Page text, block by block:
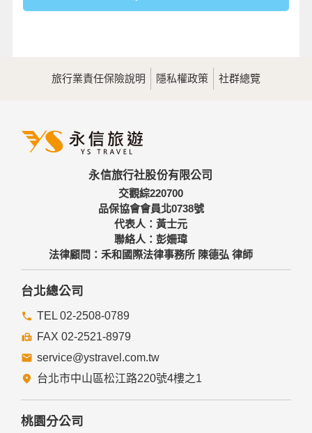
旅行業責任保險說明 隱私權政策 社群總覽
永信旅行社股份有限公司
交觀綜220700
品保協會會員北0738號
代表人：黃士元
聯絡人：彭姍瑋
法律顧問：禾和國際法律事務所 陳德弘 律師
台北總公司
TEL 02-2508-0789
FAX 02-2521-8979
service@ystravel.com.tw
台北市中山區松江路220號4樓之1
桃園分公司